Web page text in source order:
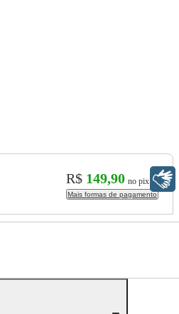
R$ 149,90 no pix
Mais formas de pagamento
Libras